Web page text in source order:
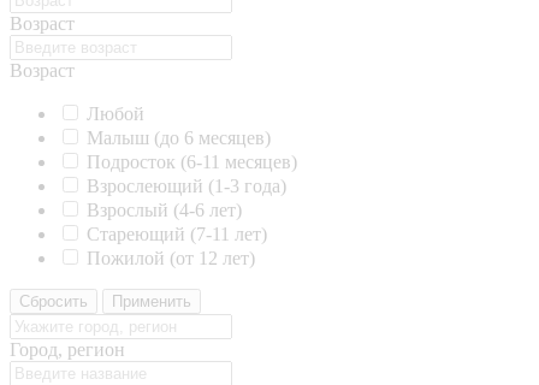
Возраст
Возраст
Любой
Малыш (до 6 месяцев)
Подросток (6-11 месяцев)
Взрослеющий (1-3 года)
Взрослый (4-6 лет)
Стареющий (7-11 лет)
Пожилой (от 12 лет)
Сбросить Применить
Город, регион